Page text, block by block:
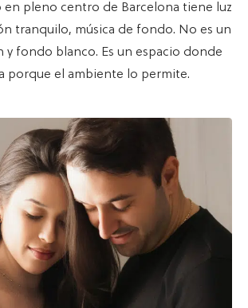
pleno centro de Barcelona tiene luz
tranquilo, música de fondo. No es un
y fondo blanco. Es un espacio donde
porque el ambiente lo permite.